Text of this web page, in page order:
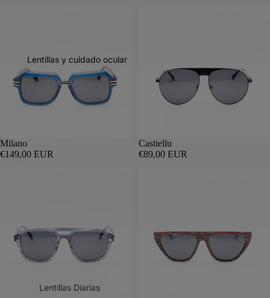
Lentillas y cuidado ocular
Lentillas Diarias
Milano
€149,00 EUR
Castiellu
€89,00 EUR